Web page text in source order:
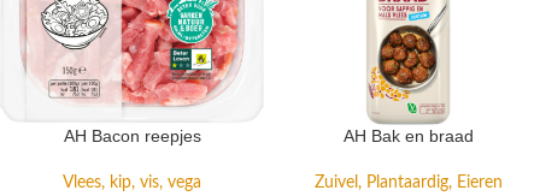
AH Bacon reepjes
Vlees, kip, vis, vega
AH Bak en braad
Zuivel, Plantaardig, Eieren